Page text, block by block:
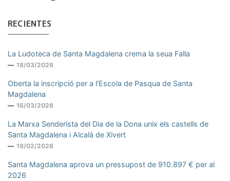
RECIENTES
La Ludoteca de Santa Magdalena crema la seua Falla
18/03/2026
Oberta la inscripció per a l’Escola de Pasqua de Santa
Magdalena
16/03/2026
La Marxa Senderista del Dia de la Dona unix els castells de
Santa Magdalena i Alcalà de Xivert
19/02/2026
Santa Magdalena aprova un pressupost de 910.897 € per al
2026